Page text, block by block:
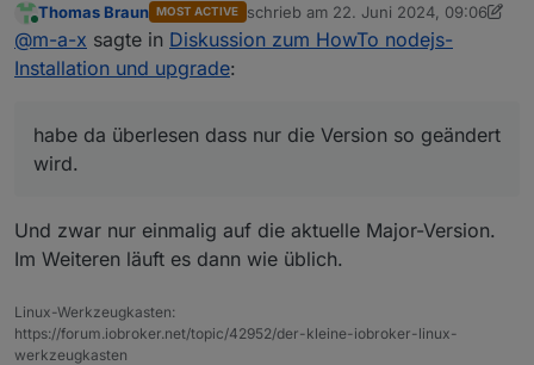
Sorry. Bin über den 'uralten' Update Beitrag auf den
Upgrade Beitrag gekommen und habe da überlesen
dass nur die Version so geändert wird.
Thomas Braun MOST ACTIVE schrieb am 22. Juni 2024, 09:06
zuletzt editiert von Thomas Braun
@m-a-x sagte in Diskussion zum HowTo nodejs-
Installation und upgrade:
habe da überlesen dass nur die Version so geändert
wird.
Und zwar nur einmalig auf die aktuelle Major-Version.
Im Weiteren läuft es dann wie üblich.
Linux-Werkzeugkasten:
https://forum.iobroker.net/topic/42952/der-kleine-iobroker-linux-
werkzeugkasten